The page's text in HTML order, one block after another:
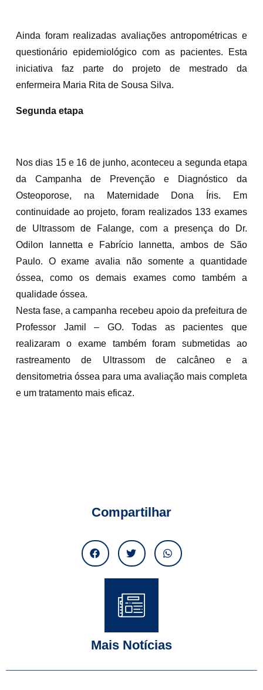
Ainda foram realizadas avaliações antropométricas e
questionário epidemiológico com as pacientes. Esta
iniciativa faz parte do projeto de mestrado da
enfermeira Maria Rita de Sousa Silva.
Segunda etapa
Nos dias 15 e 16 de junho, aconteceu a segunda etapa
da Campanha de Prevenção e Diagnóstico da
Osteoporose, na Maternidade Dona Íris. Em
continuidade ao projeto, foram realizados 133 exames
de Ultrassom de Falange, com a presença do Dr.
Odilon Iannetta e Fabrício Iannetta, ambos de São
Paulo. O exame avalia não somente a quantidade
óssea, como os demais exames como também a
qualidade óssea.
Nesta fase, a campanha recebeu apoio da prefeitura de
Professor Jamil – GO. Todas as pacientes que
realizaram o exame também foram submetidas ao
rastreamento de Ultrassom de calcâneo e a
densitometria óssea para uma avaliação mais completa
e um tratamento mais eficaz.
Compartilhar
Mais Notícias